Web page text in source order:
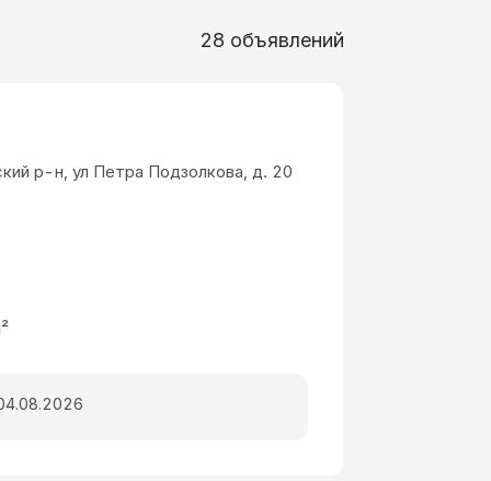
28 объявлений
р-н, ул Петра Подзолкова, д. 20